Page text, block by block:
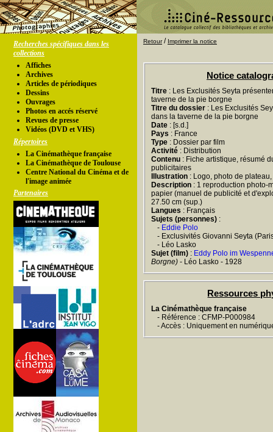
Recherches spécifiques dans les
collections
Affiches
Archives
Articles de périodiques
Dessins
Ouvrages
Photos en accés réservé
Revues de presse
Vidéos (DVD et VHS)
Répertoires
La Cinémathèque française
La Cinémathèque de Toulouse
Centre National du Cinéma et de
l'image animée
Partenaires
Retour/ Imprimer la notice
Notice
Titre : Les Exclusités Seyta
taverne de la pie borgne
Titre du dossier : Les Exclusités
dans la taverne de la pie borgne
Date : [s.d.]
Pays : France
Type : Dossier par film
Activité : Distribution
Contenu : Fiche artistique, résumé
publicitaires
Illustration : Logo, photo de
Description : 1 reproduction photo-
papier (manuel de publicité et
27.50 cm (sup.)
Langues : Français
Sujets (personnes) :
- Eddie Polo
- Exclusivités Giovanni Seyta
- Léo Lasko
Sujet (film) : Eddy Polo im
Borgne) - Léo Lasko - 1928
Ressources
La Cinémathèque française
- Référence : CFMP-P000984
- Accès : Uniquement en